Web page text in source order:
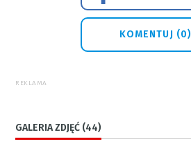
KOMENTUJ (0)
REKLAMA
GALERIA ZDJĘĆ (44)